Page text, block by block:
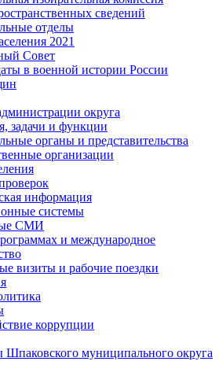
сведений
отделы
2021
Совет
в военной истории России
округа
задачи и функции
органы и представительства
организации
информация
системы
СМИ
и международное
визиты и рабочие поездки
коррупции
Шпаковского муниципального округа